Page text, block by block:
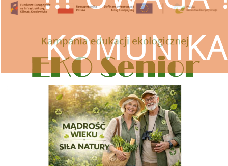
czytaj więcej
Wojewódzki Fundusz Ochrony